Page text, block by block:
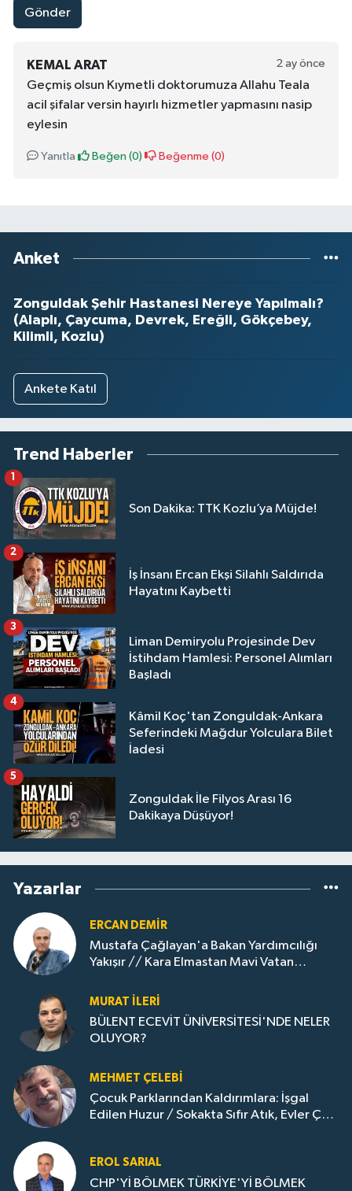
Gönder
KEMAL ARAT 2 ay önce
Geçmiş olsun Kıymetli doktorumuza Allahu Teala
acil şifalar versin hayırlı hizmetler yapmasını nasip
eylesin
Yanıtla Beğen (0) Beğenme (0)
Anket
Zonguldak Şehir Hastanesi Nereye Yapılmalı?
(Alaplı, Çaycuma, Devrek, Ereğli, Gökçebey,
Kilimli, Kozlu)
Ankete Katıl
Trend Haberler
Son Dakika: TTK Kozlu’ya Müjde!
1
İş İnsanı Ercan Ekşi Silahlı Saldırıda
Hayatını Kaybetti
2
Liman Demiryolu Projesinde Dev
İstihdam Hamlesi: Personel Alımları
Başladı
3
Kâmil Koç'tan Zonguldak-Ankara
Seferindeki Mağdur Yolculara Bilet
İadesi
4
Zonguldak İle Filyos Arası 16
Dakikaya Düşüyor!
5
Yazarlar
ERCAN DEMIR
Mustafa Çağlayan'a Bakan Yardımcılığı
Yakışır // ​Kara Elmastan Mavi Vatan
MURAT İLERI
BÜLENT ECEVİT ÜNİVERSİTESİ'NDE NELER
OLUYOR?
MEHMET ÇELEBI
Çocuk Parklarından Kaldırımlara: İşgal
Edilen Huzur / Sokakta Sıfır Atık, Evler Çöp
EROL SARIAL
CHP'Yİ BÖLMEK TÜRKİYE'Yİ BÖLMEK